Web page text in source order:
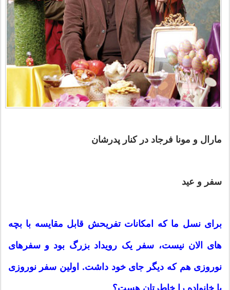
مارال و مونا فرجاد در کنار پدرشان
سفر و عید
برای نسل ما که امکانات تفریحش قابل مقایسه با بچه
های الان نیست، سفر یک رویداد بزرگ بود و سفرهای
نوروزی هم که دیگر جای خود داشت. اولین سفر نوروزی